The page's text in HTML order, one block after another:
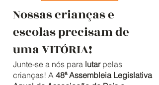
Nossas crianças e
escolas precisam de
uma VITÓRIA!
Junte-se a nós para lutarpelas
crianças! A 48ª Assembleia Legislativa